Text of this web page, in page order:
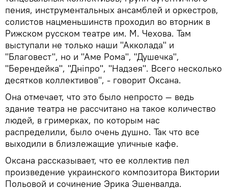
пения, инструментальных ансамблей и оркестров,
солистов нацменьшинств проходил во вторник в
Рижском русском театре им. М. Чехова. Там
выступали не только наши "Акколада" и
"Благовест", но и "Аме Рома", "Душечка",
"Берендейка", "Днiпро", "Надзея". Всего несколько
десятков коллективов", - говорит Оксана.
Она отмечает, что это было непросто — ведь
здание театра не рассчитано на такое количество
людей, в гримерках, по которым нас
распределили, было очень душно. Так что все
выходили в близлежащие уличные кафе.
Оксана рассказывает, что ее коллектив пел
произведение украинского композитора Виктории
Польовой и сочинение Эрика Эшенвалда.